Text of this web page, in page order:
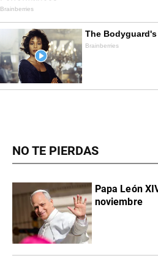
NO TE PIERDAS
Papa León
noviembre